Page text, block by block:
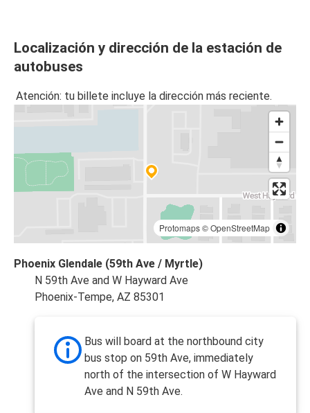
Localización y dirección de la estación de
autobuses
Atención: tu billete incluye la dirección más reciente.
Protomaps©OpenStreetMap
Phoenix Glendale (59th Ave / Myrtle)
N 59th Ave and W Hayward Ave
Phoenix-Tempe, AZ 85301
Bus will board at the northbound city
bus stop on 59th Ave, immediately
north of the intersection of W Hayward
Ave and N 59th Ave.